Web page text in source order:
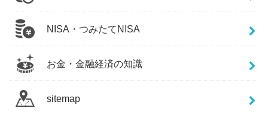
NISA・つみたてNISA
お金・金融経済の知識
sitemap